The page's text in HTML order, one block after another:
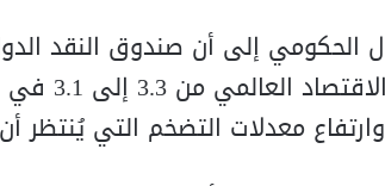
الحكومي إلى أن صندوق النقد
توقعاته
معدلات التضخم التي يُنتظر أن تصل إلى